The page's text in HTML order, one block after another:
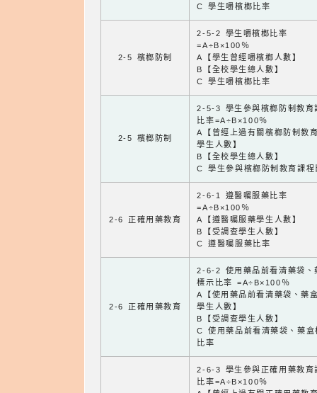
C 學生嚼檳榔比率
2-5 檳榔防制
2-5-2 學生嚼檳榔比率
=A÷B×100％
A【學生曾經嚼檳榔人數】
B【全校學生總人數】
C 學生嚼檳榔比率
2-5 檳榔防制
2-5-3 學生參與檳榔防制教育
比率=A÷B×100％
A【曾經上過有關檳榔防制教
學生人數】
B【全校學生總人數】
C 學生參與檳榔防制教育課程
2-6 正確用藥教育
2-6-1 遵醫囑服藥比率
=A÷B×100％
A【遵醫囑服藥學生人數】
B【受調查學生人數】
C 遵醫囑服藥比率
2-6 正確用藥教育
2-6-2 使用藥品前看清藥袋、
標示比率 =A÷B×100％
A【使用藥品前看清藥袋、藥
學生人數】
B【受調查學生人數】
C 使用藥品前看清藥袋、藥盒
比率
2-6-3 學生參與正確用藥教育
比率=A÷B×100％